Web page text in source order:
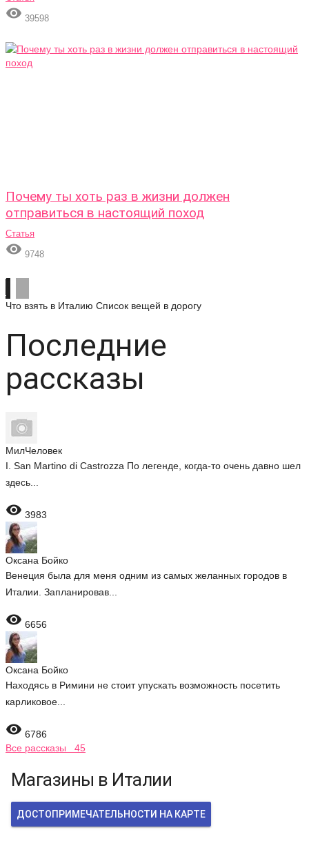
 39598
Почему ты хоть раз в жизни должен
отправиться в настоящий поход
Статья
 9748
Что взять в Италию Список вещей в дорогу
Последние
рассказы
МилЧеловек
I. San Martino di Castrozza По легенде, когда-то очень давно шел
здесь...
 3983
Оксана Бойко
Венеция была для меня одним из самых желанных городов в
Италии. Запланировав...
 6656
Оксана Бойко
Находясь в Римини не стоит упускать возможность посетить
карликовое...
 6786
Все рассказы 45
Магазины в Италии
ДОСТОПРИМЕЧАТЕЛЬНОСТИ НА КАРТЕ